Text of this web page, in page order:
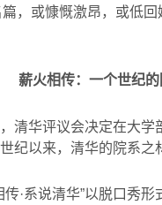
，或慷慨激昂，或低
薪火相传：一个世纪
华评议会决定在大学
纪以来，清华的院系之
·系说清华”以脱口秀